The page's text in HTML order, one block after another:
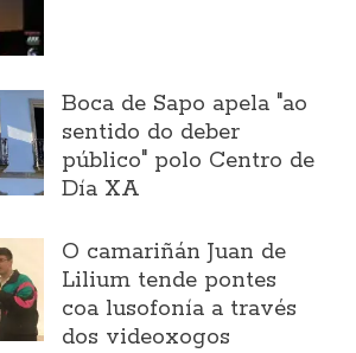
Boca de Sapo apela "ao
sentido do deber
público" polo Centro de
Día XA
O camariñán Juan de
Lilium tende pontes
coa lusofonía a través
dos videoxogos